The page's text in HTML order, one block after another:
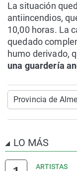
La situación
antiincendios,
10,00 horas. La
quedado
humo derivado,
una guardería
Provincia de
LO MÁS
ARTISTAS